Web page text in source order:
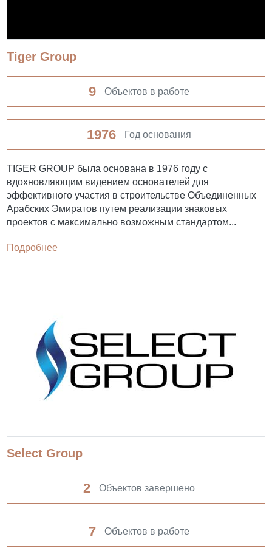
Tiger Group
9 Объектов в работе
1976 Год основания
TIGER GROUP была основана в 1976 году с
вдохновляющим видением основателей для
эффективного участия в строительстве Объединенных
Арабских Эмиратов путем реализации знаковых
проектов с максимально возможным стандартом...
Подробнее
Select Group
2 Объектов завершено
7 Объектов в работе